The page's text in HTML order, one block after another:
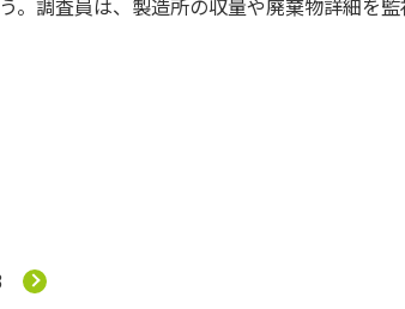
。調査員は、製造所の収量や廃棄物詳細を